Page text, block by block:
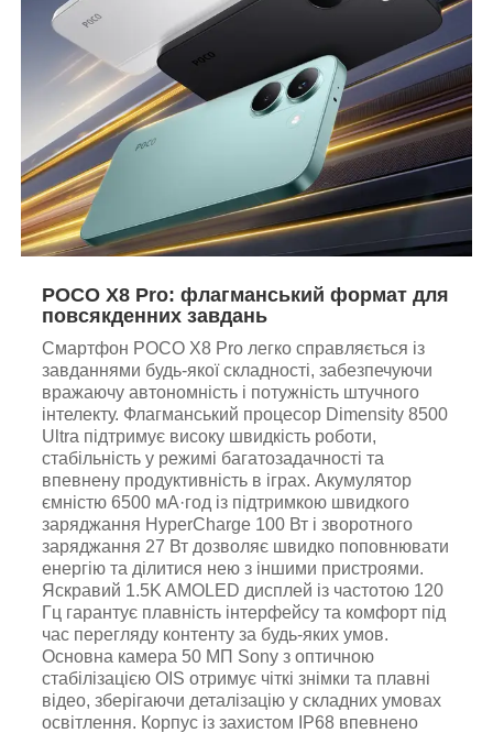
POCO X8 Pro: флагманський формат для
повсякденних завдань
Смартфон POCO X8 Pro легко справляється із
завданнями будь-якої складності, забезпечуючи
вражаючу автономність і потужність штучного
інтелекту. Флагманський процесор Dimensity 8500
Ultra підтримує високу швидкість роботи,
стабільність у режимі багатозадачності та
впевнену продуктивність в іграх. Акумулятор
ємністю 6500 мА·год із підтримкою швидкого
заряджання HyperCharge 100 Вт і зворотного
заряджання 27 Вт дозволяє швидко поповнювати
енергію та ділитися нею з іншими пристроями.
Яскравий 1.5K AMOLED дисплей із частотою 120
Гц гарантує плавність інтерфейсу та комфорт під
час перегляду контенту за будь-яких умов.
Основна камера 50 МП Sony з оптичною
стабілізацією OIS отримує чіткі знімки та плавні
відео, зберігаючи деталізацію у складних умовах
освітлення. Корпус із захистом IP68 впевнено